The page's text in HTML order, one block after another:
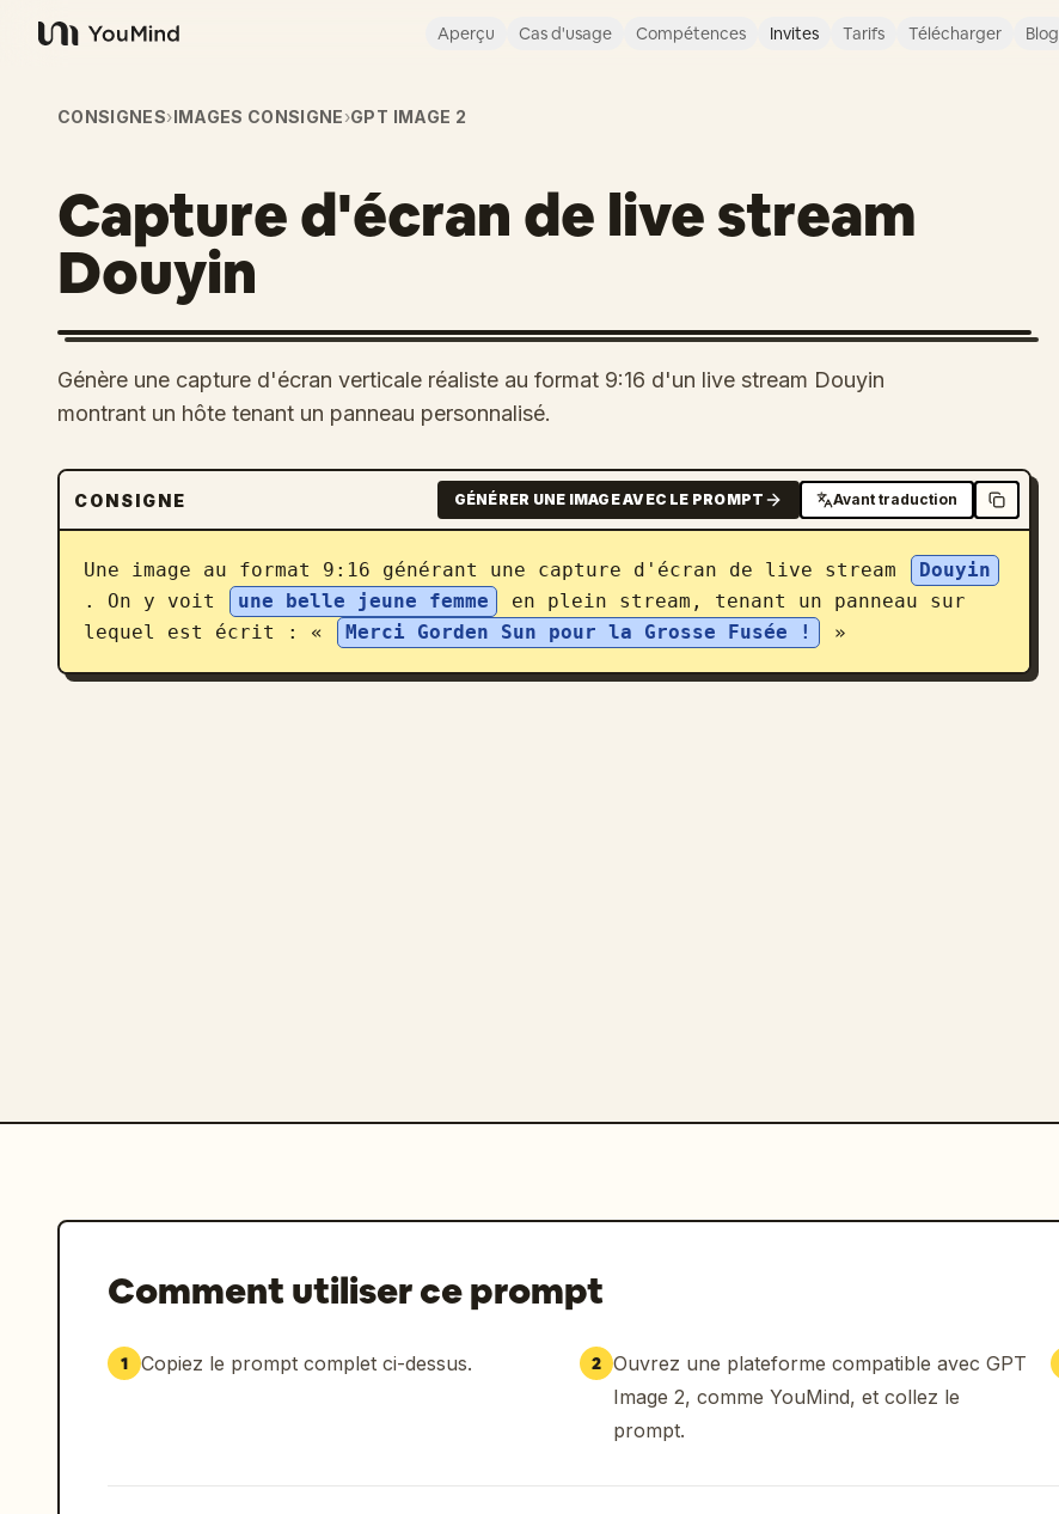
YouMind
Aperçu Cas d'usage Compétences Invites Tarifs Télécharger Blog
CONSIGNES›IMAGES CONSIGNE›GPT IMAGE 2
Capture d'écran de live stream
Douyin
Génère une capture d'écran verticale réaliste au format 9:16 d'un live stream Douyin
montrant un hôte tenant un panneau personnalisé.
CONSIGNE GÉNÉRER UNE IMAGE AVEC LE PROMPT Avant traduction
Une image au format 9:16 générant une capture d'écran de live stream
Douyin
. On y voit
une belle jeune femme
en plein stream, tenant un panneau sur
lequel est écrit : «
Merci Gorden Sun pour la Grosse Fusée ! »
Comment utiliser ce prompt
1 Copiez le prompt complet ci-dessus. 2 Ouvrez une plateforme compatible avec GPT
Image 2, comme YouMind, et collez le
prompt.